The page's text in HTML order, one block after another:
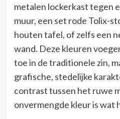
metalen lockerkast tegen
muur, een set rode Tolix-
houten tafel, of zelfs een
wand. Deze kleuren
toe in de traditionele zin,
grafische, stedelijke
contrast tussen het ruwe
onvermengde kleur is wat